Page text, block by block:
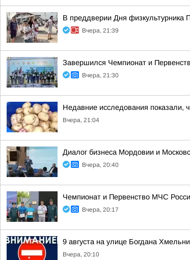
В преддверии Дня физкультурника
Вчера, 21:39
Завершился Чемпионат и
Вчера, 21:30
Недавние исследования показали,
Вчера, 21:04
Диалог бизнеса Мордовии и
Вчера, 20:40
Чемпионат и Первенство МЧС
Вчера, 20:17
9 августа на улице Богдана
Вчера, 20:10